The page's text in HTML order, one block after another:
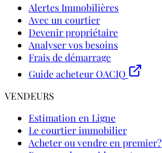
Alertes Immobilières
Avec un courtier
Devenir propriétaire
Analyser vos besoins
Frais de démarrage
Guide acheteur OACIQ
VENDEURS
Estimation en Ligne
Le courtier immobilier
Acheter ou vendre en premier?